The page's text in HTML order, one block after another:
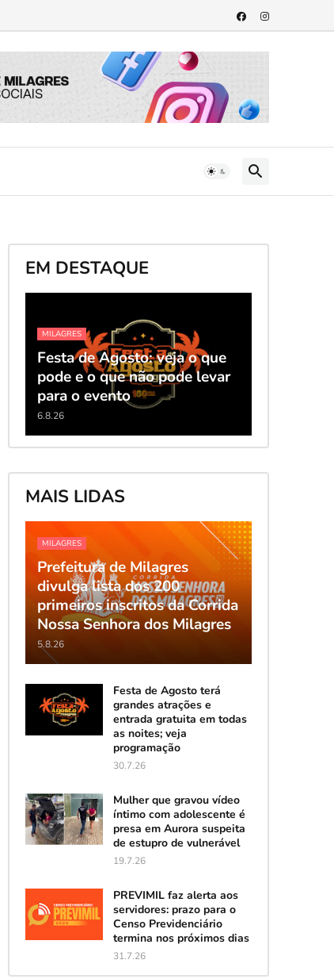
EM DESTAQUE
MILAGRES
Festa de Agosto: veja o que
pode e o que não pode levar
para o evento
6.8.26
MAIS LIDAS
MILAGRES
Prefeitura de Milagres
divulga lista dos 200
primeiros inscritos da Corrida
Nossa Senhora dos Milagres
5.8.26
Festa de Agosto terá
grandes atrações e
entrada gratuita em todas
as noites; veja
programação
30.7.26
Mulher que gravou vídeo
íntimo com adolescente é
presa em Aurora suspeita
de estupro de vulnerável
19.7.26
PREVIMIL faz alerta aos
servidores: prazo para o
Censo Previdenciário
termina nos próximos dias
31.7.26